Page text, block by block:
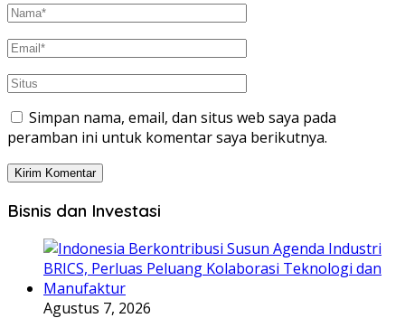
Simpan nama, email, dan situs web saya pada
peramban ini untuk komentar saya berikutnya.
Bisnis dan Investasi
Agustus 7, 2026